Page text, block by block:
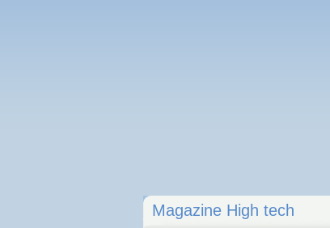
Magazine High tech